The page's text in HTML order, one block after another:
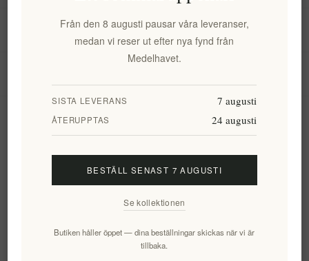
Mitt konto
Prenumerera Avsluta bevakning
Från den 8 augusti pausar våra leveranser,
medan vi reser ut efter nya fynd från
Medelhavet.
SISTA LEVERANS 7 augusti
ÅTERUPPTAS 24 augusti
BESTÄLL SENAST 7 AUGUSTI
Se kollektionen
Butiken håller öppet — dina beställningar skickas när vi är
tillbaka.